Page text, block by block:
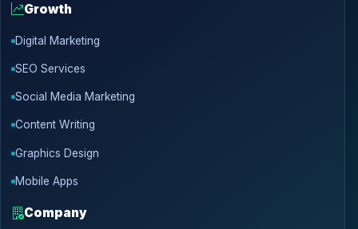
Growth
Digital Marketing
SEO Services
Social Media Marketing
Content Writing
Graphics Design
Mobile Apps
Company